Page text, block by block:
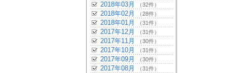
2018年03月 （32件）
2018年02月 （28件）
2018年01月 （31件）
2017年12月 （31件）
2017年11月 （30件）
2017年10月 （31件）
2017年09月 （30件）
2017年08月 （31件）